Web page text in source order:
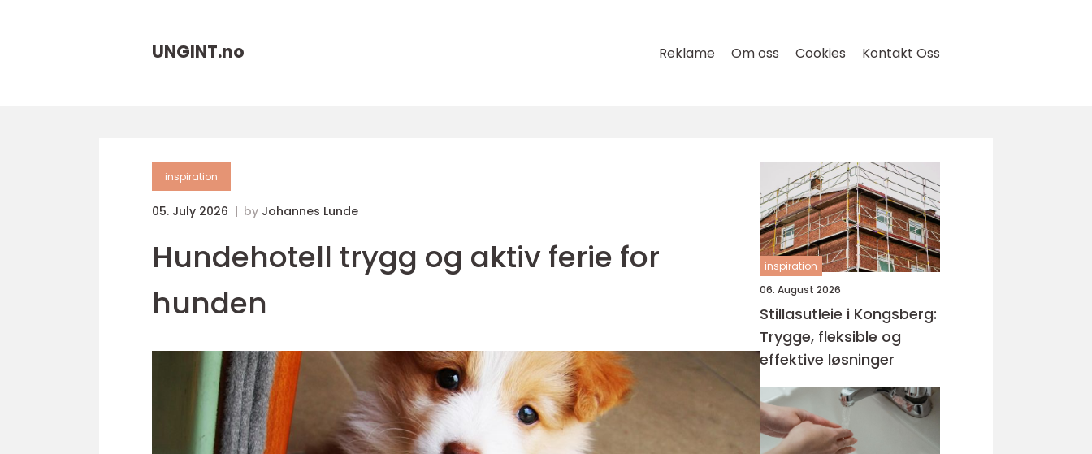
UNGINT.no Reklame Om oss Cookies Kontakt Oss
inspiration
05. July 2026 by Johannes Lunde
Hundehotell trygg og aktiv ferie for
hunden
inspiration
06. August 2026
Stillasutleie i Kongsberg:
Trygge, fleksible og
effektive løsninger